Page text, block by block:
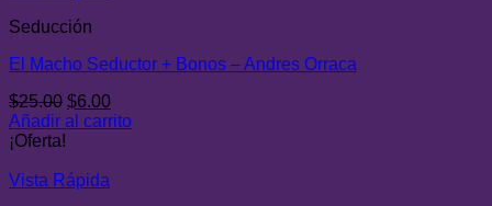
Seducción
El Macho Seductor + Bonos – Andres Orraca
$25.00 El
precio
$25.00.
$6.00El
precio
Añadir al carrito
¡Oferta!
Vista Rápida